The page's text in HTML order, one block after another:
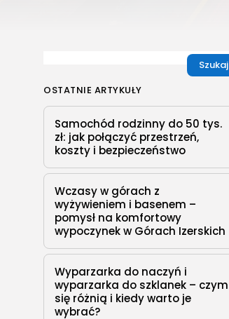
Szukaj
OSTATNIE ARTYKUŁY
Samochód rodzinny do 50 tys.
zł: jak połączyć przestrzeń,
koszty i bezpieczeństwo
Wczasy w górach z
wyżywieniem i basenem –
pomysł na komfortowy
wypoczynek w Górach Izerskich
Wyparzarka do naczyń i
wyparzarka do szklanek – czym
się różnią i kiedy warto je
wybrać?